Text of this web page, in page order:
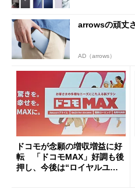
arrowsの頑丈
AD（arrows）
ドコモが念願の増収増益に好
転 「ドコモMAX」好調も後
押し、今後は“ロイヤルユー